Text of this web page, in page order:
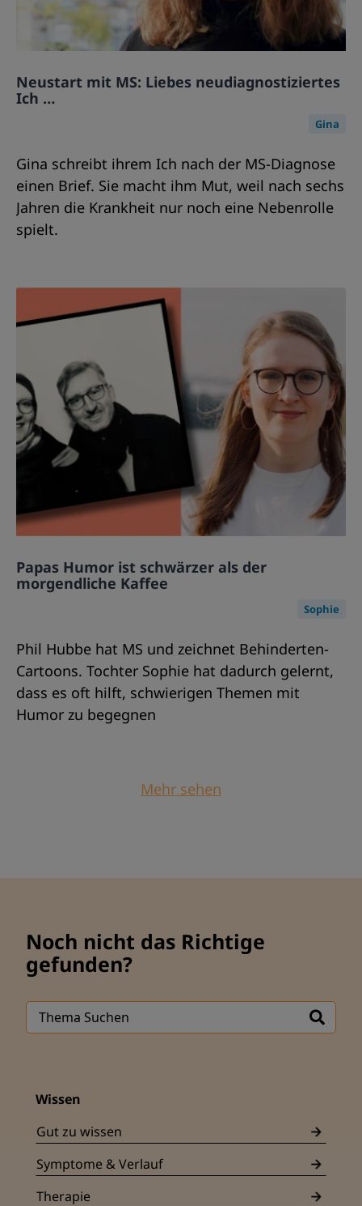
Neustart mit MS: Liebes neudiagnostiziertes
Ich …
Gina
Gina schreibt ihrem Ich nach der MS-Diagnose
einen Brief. Sie macht ihm Mut, weil nach sechs
Jahren die Krankheit nur noch eine Nebenrolle
spielt.
Papas Humor ist schwärzer als der
morgendliche Kaffee
Sophie
Phil Hubbe hat MS und zeichnet Behinderten-
Cartoons. Tochter Sophie hat dadurch gelernt,
dass es oft hilft, schwierigen Themen mit
Humor zu begegnen
Mehr sehen
Noch nicht das Richtige
gefunden?
Wissen
Gut zu wissen
Symptome & Verlauf
Therapie